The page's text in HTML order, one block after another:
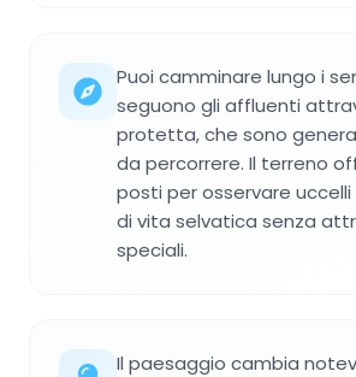
Puoi camminare lungo i
seguono gli affluenti
protetta, che sono
da percorrere. Il terreno
posti per osservare
di vita selvatica senza
speciali.
Il paesaggio cambia